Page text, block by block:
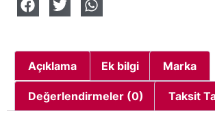
Açıklama Ek bilgi Marka
Değerlendirmeler (0) Taksit